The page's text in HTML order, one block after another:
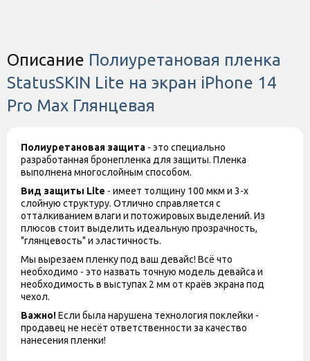
Описание Полиуретановая пленка
StatusSKIN Lite на экран iPhone 14
Pro Max Глянцевая
Полиуретановая защита - это специально
разработанная бронепленка для защиты. Пленка
выполнена многослойным способом.
Вид защиты Lite - имеет толщину 100 мкм и 3-х
слойную структуру. Отлично справляется с
отталкиванием влаги и потожировых выделений. Из
плюсов стоит выделить идеальную прозрачность,
"глянцевость" и эластичность.
Мы вырезаем пленку под ваш девайс! Всё что
необходимо - это назвать точную модель девайса и
необходимость в выступах 2 мм от краёв экрана под
чехол.
Важно!Если была нарушена технология поклейки -
продавец не несёт ответственности за качество
нанесения пленки!